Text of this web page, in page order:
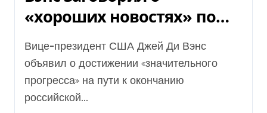
«хороших новостях» по
урегулированию войны в
Украине, — NBC News
Вице-президент США Джей Ди Вэнс
объявил о достижении «значительного
прогресса» на пути к окончанию
российской...